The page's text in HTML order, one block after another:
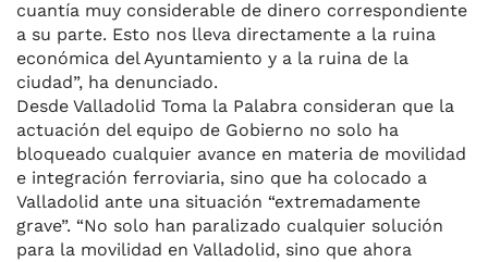
cuantía muy considerable de dinero correspondiente
a su parte. Esto nos lleva directamente a la ruina
económica del Ayuntamiento y a la ruina de la
ciudad”, ha denunciado.
Desde Valladolid Toma la Palabra consideran que la
actuación del equipo de Gobierno no solo ha
bloqueado cualquier avance en materia de movilidad
e integración ferroviaria, sino que ha colocado a
Valladolid ante una situación “extremadamente
grave”. “No solo han paralizado cualquier solución
para la movilidad en Valladolid, sino que ahora